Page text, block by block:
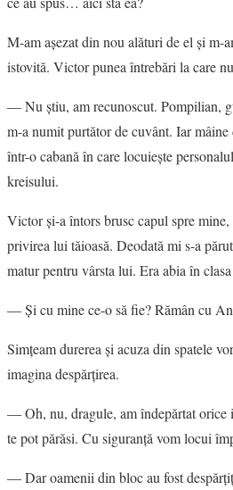
M-am aşezat din nou alături de el şi m-
istovită. Victor punea întrebări la care
― Nu ştiu, am recunoscut. Pompilian,
m-a numit purtător de cuvânt. Iar
într-o cabană în care locuieşte
kreisului.
Victor şi-a întors brusc capul spre
privirea lui tăioasă. Deodată mi s-a
matur pentru vârsta lui. Era abia în
― Şi cu mine ce-o să fie? Rămân cu
Simţeam durerea şi acuza din spatele
imagina despărţirea.
― Oh, nu, dragule, am îndepărtat orice
te pot părăsi. Cu siguranţă vom locui
― Dar oamenii din bloc au fost